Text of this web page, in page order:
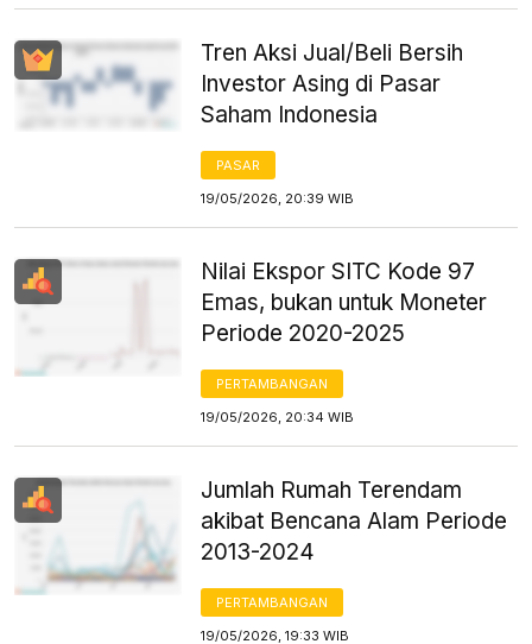
Tren Aksi Jual/Beli Bersih
Investor Asing di Pasar
Saham Indonesia
PASAR
19/05/2026, 20:39 WIB
Nilai Ekspor SITC Kode 97
Emas, bukan untuk Moneter
Periode 2020-2025
PERTAMBANGAN
19/05/2026, 20:34 WIB
Jumlah Rumah Terendam
akibat Bencana Alam Periode
2013-2024
PERTAMBANGAN
19/05/2026, 19:33 WIB